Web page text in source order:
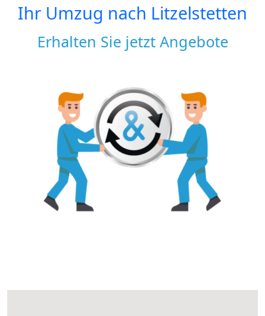
Ihr Umzug nach Litzelstetten
Erhalten Sie jetzt Angebote